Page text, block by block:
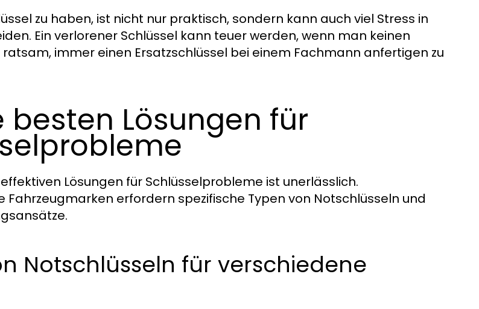
zu haben, ist nicht nur praktisch, sondern kann auch viel Stress in
Ein verlorener Schlüssel kann teuer werden, wenn man keinen
ratsam, immer einen Ersatzschlüssel bei einem Fachmann anfertigen zu
besten Lösungen für
Lösungen für Schlüsselprobleme ist unerlässlich.
Fahrzeugmarken erfordern spezifische Typen von Notschlüsseln und
Notschlüsseln für verschiedene